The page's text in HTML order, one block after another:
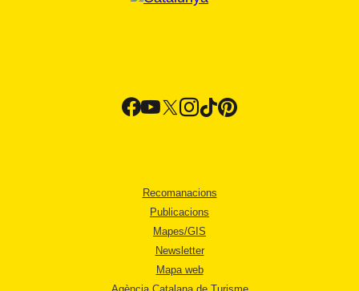
Recomanacions
Publicacions
Mapes/GIS
Newsletter
Mapa web